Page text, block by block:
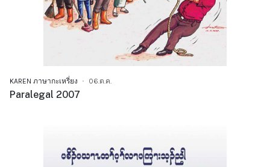
KAREN ภาษากะเหรี่ยง 06.ต.ค.
Paralegal 2007